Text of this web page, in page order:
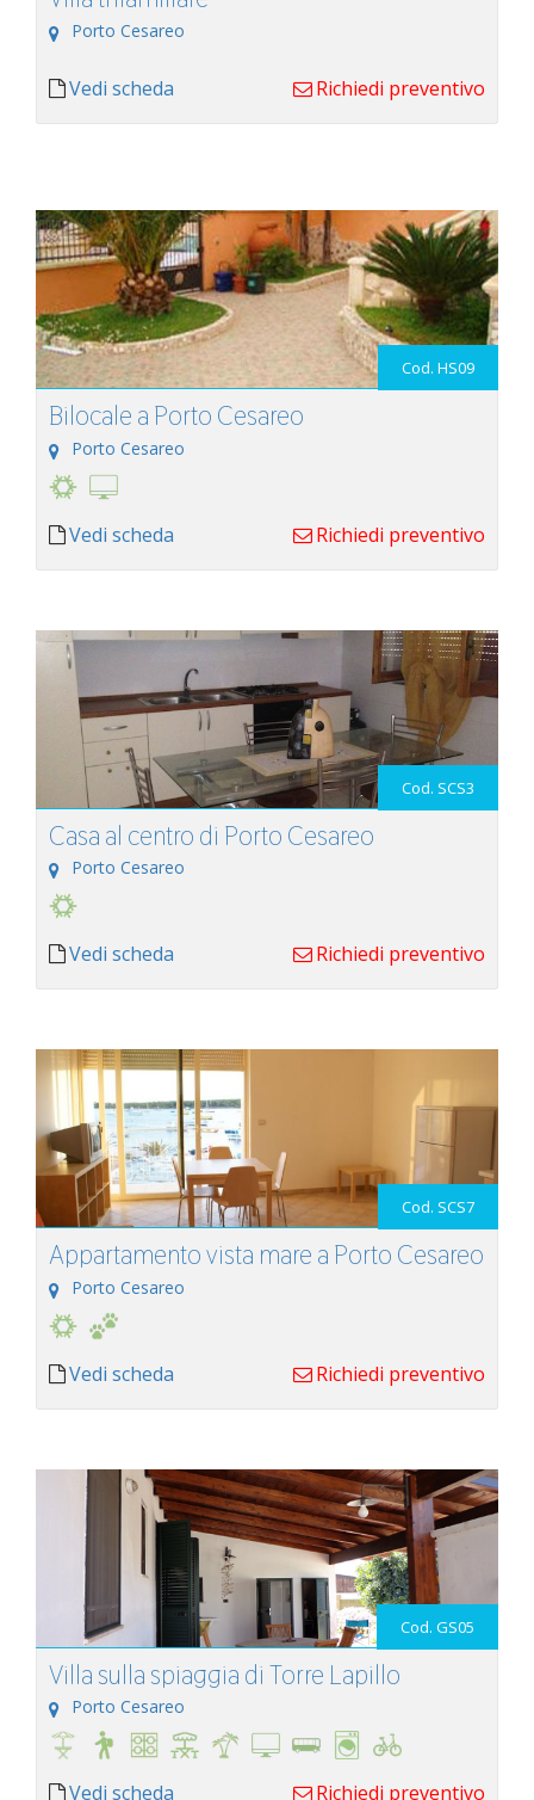
Porto Cesareo
Vedi scheda Richiedi preventivo
Cod. HS09
Bilocale a Porto Cesareo
Porto Cesareo
Vedi scheda Richiedi preventivo
Cod. SCS3
Casa al centro di Porto Cesareo
Porto Cesareo
Vedi scheda Richiedi preventivo
Cod. SCS7
Appartamento vista mare a Porto Cesareo
Porto Cesareo
Vedi scheda Richiedi preventivo
Cod. GS05
Villa sulla spiaggia di Torre Lapillo
Porto Cesareo
Vedi scheda Richiedi preventivo